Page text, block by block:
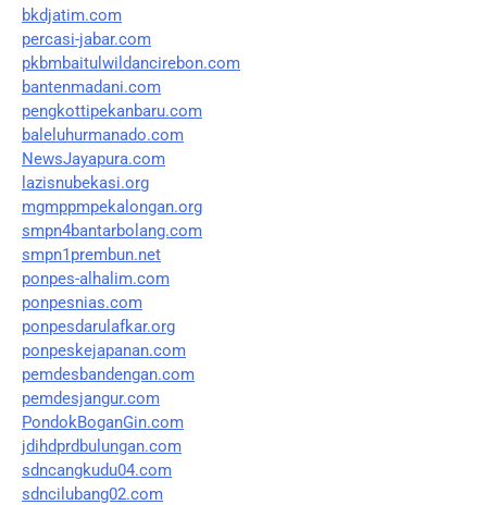
bkdjatim.com
percasi-jabar.com
pkbmbaitulwildancirebon.com
bantenmadani.com
pengkottipekanbaru.com
baleluhurmanado.com
NewsJayapura.com
lazisnubekasi.org
mgmppmpekalongan.org
smpn4bantarbolang.com
smpn1prembun.net
ponpes-alhalim.com
ponpesnias.com
ponpesdarulafkar.org
ponpeskejapanan.com
pemdesbandengan.com
pemdesjangur.com
PondokBoganGin.com
jdihdprdbulungan.com
sdncangkudu04.com
sdncilubang02.com